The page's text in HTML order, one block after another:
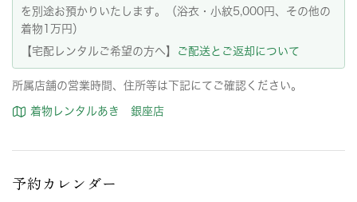
を別途お預かりいたします。（浴衣・小紋5,000円、その他の
着物1万円）
【宅配レンタルご希望の方へ】
ご配送とご返却について
所属店舗の営業時間、住所等は下記にてご確認ください。
着物レンタルあき 銀座店
予約カレンダー